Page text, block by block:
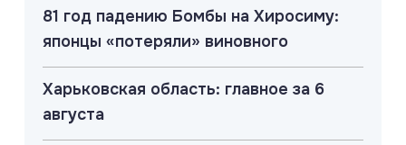
81 год падению Бомбы на Хиросиму:
японцы «потеряли» виновного
Харьковская область: главное за 6
августа